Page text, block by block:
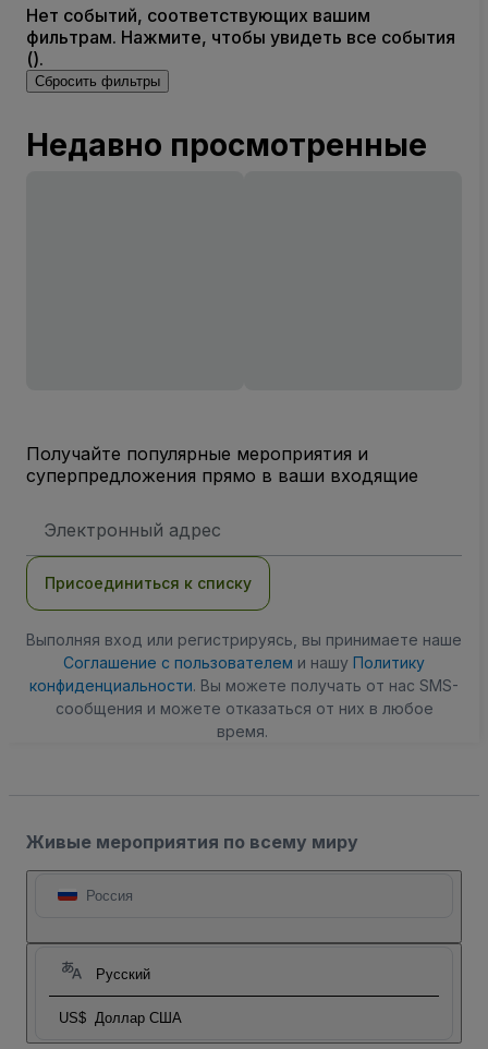
Нет событий, соответствующих вашим
фильтрам. Нажмите, чтобы увидеть все события
().
Сбросить фильтры
Недавно просмотренные
Получайте популярные мероприятия и
суперпредложения прямо в ваши входящие
электронной
Присоединиться к списку
Выполняя вход или регистрируясь, вы принимаете наше
Соглашение с пользователем и нашу Политику
конфиденциальности. Вы можете получать от нас SMS-
сообщения и можете отказаться от них в любое
время.
Живые мероприятия по всему миру
Россия
Русский
US$ Доллар США